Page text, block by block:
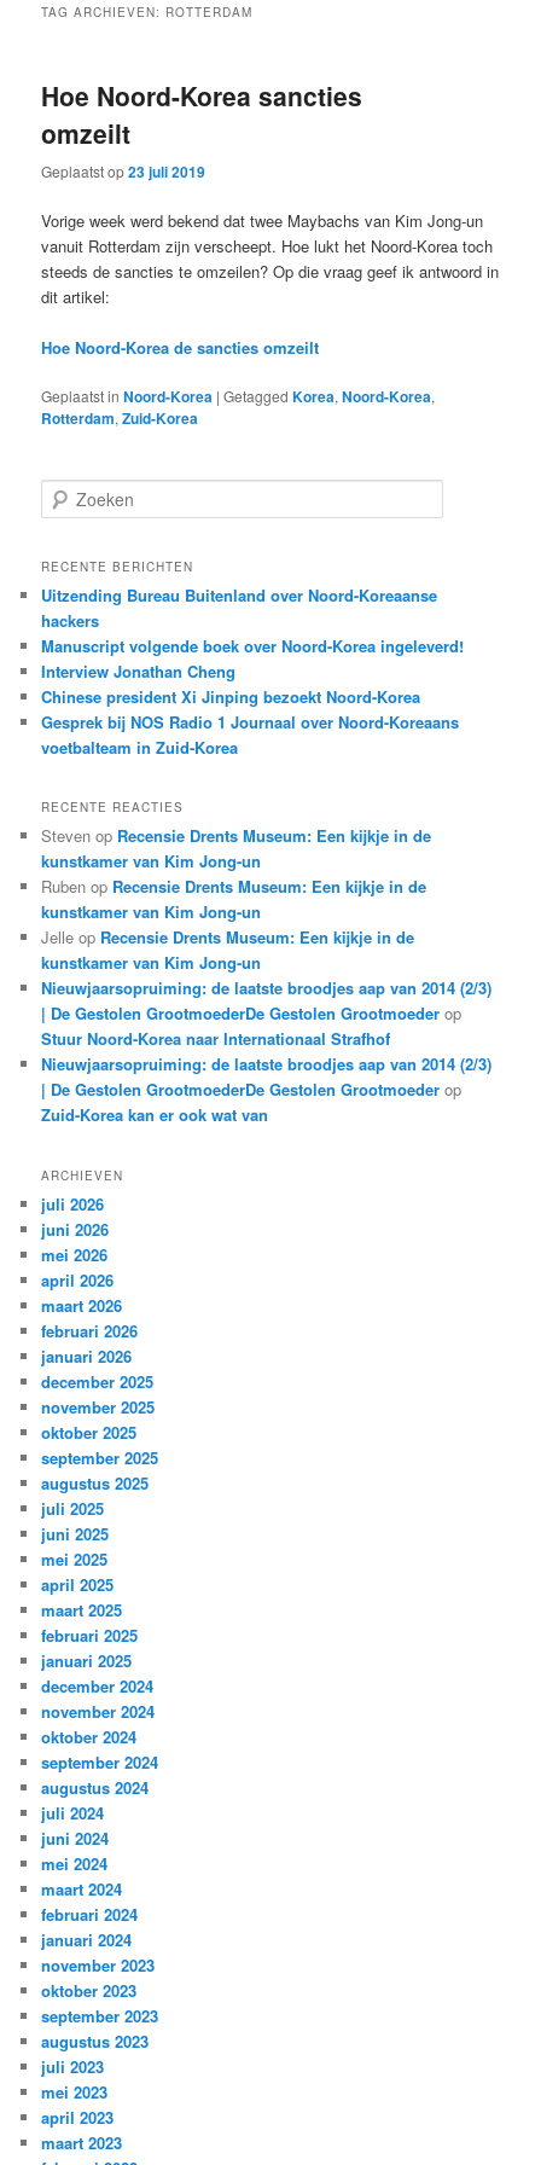
TAG ARCHIEVEN: ROTTERDAM
Hoe Noord-Korea sancties
omzeilt
Geplaatst op23 juli 2019
Vorige week werd bekend dat twee Maybachs van Kim Jong-un
vanuit Rotterdam zijn verscheept. Hoe lukt het Noord-Korea toch
steeds de sancties te omzeilen? Op die vraag geef ik antwoord in
dit artikel:
Hoe Noord-Korea de sancties omzeilt
Geplaatst in Noord-Korea |Getagged Korea,Noord-Korea,
Rotterdam,Zuid-Korea
o
k
n
RECENTE BERICHTEN
Uitzending Bureau Buitenland over Noord-Koreaanse
hackers
Manuscript volgende boek over Noord-Korea ingeleverd!
Interview Jonathan Cheng
Chinese president Xi Jinping bezoekt Noord-Korea
Gesprek bij NOS Radio 1 Journaal over Noord-Koreaans
voetbalteam in Zuid-Korea
RECENTE REACTIES
Steven op Recensie Drents Museum: Een kijkje in de
kunstkamer van Kim Jong-un
Ruben op Recensie Drents Museum: Een kijkje in de
kunstkamer van Kim Jong-un
Jelle op Recensie Drents Museum: Een kijkje in de
kunstkamer van Kim Jong-un
Nieuwjaarsopruiming: de laatste broodjes aap van 2014 (2/3)
| De Gestolen GrootmoederDe Gestolen Grootmoeder op
Stuur Noord-Korea naar Internationaal Strafhof
Nieuwjaarsopruiming: de laatste broodjes aap van 2014 (2/3)
| De Gestolen GrootmoederDe Gestolen Grootmoeder op
Zuid-Korea kan er ook wat van
ARCHIEVEN
juli 2026
juni 2026
mei 2026
april 2026
maart 2026
februari 2026
januari 2026
december 2025
november 2025
oktober 2025
september 2025
augustus 2025
juli 2025
juni 2025
mei 2025
april 2025
maart 2025
februari 2025
januari 2025
december 2024
november 2024
oktober 2024
september 2024
augustus 2024
juli 2024
juni 2024
mei 2024
maart 2024
februari 2024
januari 2024
november 2023
oktober 2023
september 2023
augustus 2023
juli 2023
mei 2023
april 2023
maart 2023